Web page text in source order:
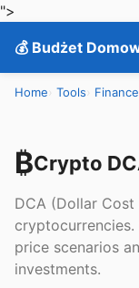
">
💰 Budżet
Home Tools Finance
₿Crypto
DCA (Dollar
price scenarios
investments.